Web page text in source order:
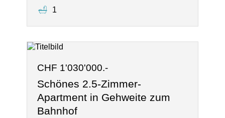
1
CHF 1'030'000.-
Schönes 2.5-Zimmer-
Apartment in Gehweite zum
Bahnhof